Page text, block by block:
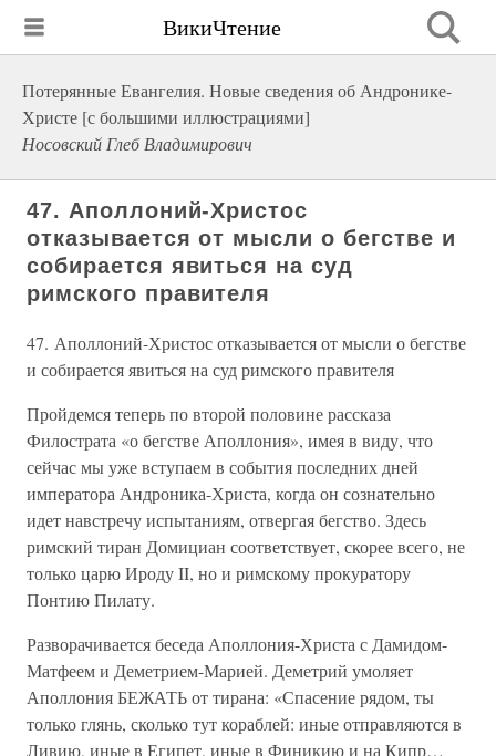
ВикиЧтение
Потерянные Евангелия. Новые сведения об Андронике-
Христе [с большими иллюстрациями]
Носовский Глеб Владимирович
47. Аполлоний-Христос
отказывается от мысли о бегстве и
собирается явиться на суд
римского правителя
47. Аполлоний-Христос отказывается от мысли о бегстве
и собирается явиться на суд римского правителя
Пройдемся теперь по второй половине рассказа
Филострата «о бегстве Аполлония», имея в виду, что
сейчас мы уже вступаем в события последних дней
императора Андроника-Христа, когда он сознательно
идет навстречу испытаниям, отвергая бегство. Здесь
римский тиран Домициан соответствует, скорее всего, не
только царю Ироду II, но и римскому прокуратору
Понтию Пилату.
Разворачивается беседа Аполлония-Христа с Дамидом-
Матфеем и Деметрием-Марией. Деметрий умоляет
Аполлония БЕЖАТЬ от тирана: «Спасение рядом, ты
только глянь, сколько тут кораблей: иные отправляются в
Ливию, иные в Египет, иные в Финикию и на Кипр…